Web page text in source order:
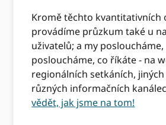
Kromě těchto kvantitativních
provádíme průzkum také u
uživatelů; a my
posloucháme, co říkáte - na
regionálních setkáních, jiných
různých informačních
vědět, jak jsme na tom!